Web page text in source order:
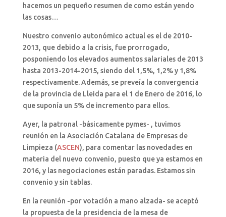
hacemos un pequeño resumen de como están yendo
las cosas…
Nuestro convenio autonómico actual es el de 2010-
2013, que debido a la crisis, fue prorrogado,
posponiendo los elevados aumentos salariales de 2013
hasta 2013-2014-2015, siendo del 1,5%, 1,2% y 1,8%
respectivamente. Además, se preveía la convergencia
de la provincia de Lleida para el 1 de Enero de 2016, lo
que suponía un 5% de incremento para ellos.
Ayer, la patronal -básicamente pymes- , tuvimos
reunión en la Asociación Catalana de Empresas de
Limpieza (ASCEN), para comentar las novedades en
materia del nuevo convenio, puesto que ya estamos en
2016, y las negociaciones están paradas. Estamos sin
convenio y sin tablas.
En la reunión -por votación a mano alzada- se aceptó
la propuesta de la presidencia de la mesa de